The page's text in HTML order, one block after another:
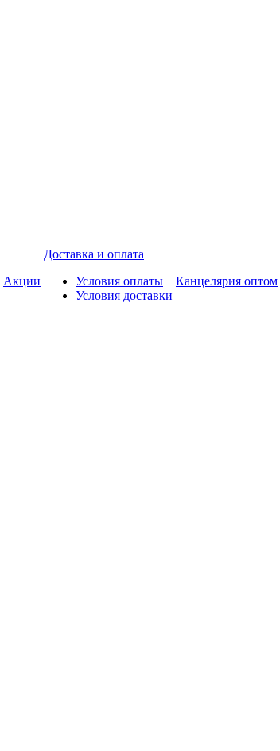
Акции
Доставка и оплата
Условия оплаты
Условия доставки
Канцелярия оптом